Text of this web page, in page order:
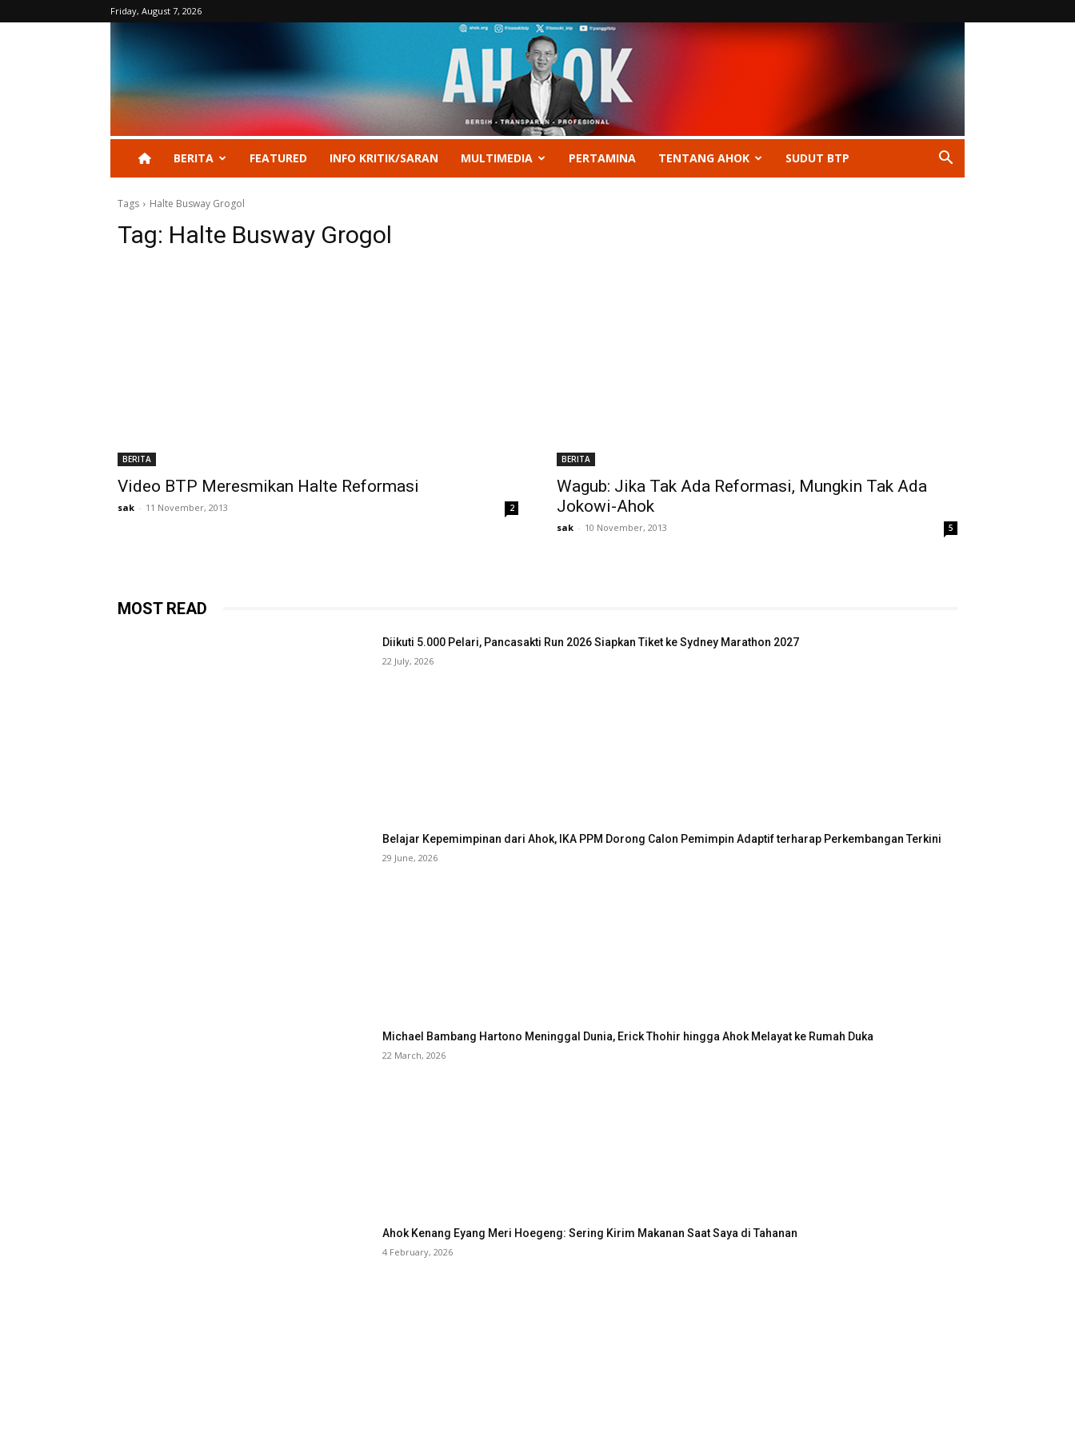
Friday, August 7, 2026
BERITA FEATURED INFO KRITIK/SARAN MULTIMEDIA PERTAMINA TENTANG AHOK SUDUT BTP
Tags Halte Busway Grogol
Tag: Halte Busway Grogol
BERITA
Video BTP Meresmikan Halte Reformasi
sak - 11 November, 2013 2
BERITA
Wagub: Jika Tak Ada Reformasi, Mungkin Tak Ada
Jokowi-Ahok
sak - 10 November, 2013 5
MOST READ
Diikuti 5.000 Pelari, Pancasakti Run 2026 Siapkan Tiket ke Sydney Marathon 2027
22 July, 2026
Belajar Kepemimpinan dari Ahok, IKA PPM Dorong Calon Pemimpin Adaptif terharap Perkembangan Terkini
29 June, 2026
Michael Bambang Hartono Meninggal Dunia, Erick Thohir hingga Ahok Melayat ke Rumah Duka
22 March, 2026
Ahok Kenang Eyang Meri Hoegeng: Sering Kirim Makanan Saat Saya di Tahanan
4 February, 2026